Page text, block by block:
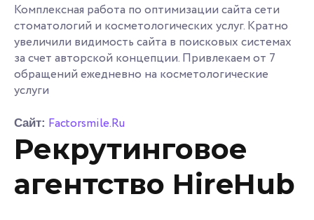
Комплексная работа по оптимизации сайта сети
стоматологий и косметологических услуг. Кратно
увеличили видимость сайта в поисковых системах
за счет авторской концепции. Привлекаем от 7
обращений ежедневно на косметологические
услуги
Сайт: Factorsmile.Ru
Рекрутинговое
агентство HireHub